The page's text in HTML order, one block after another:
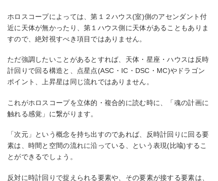
ホロスコープによっては、第１２ハウス(室)側のアセンダント付
近に天体が無かったり、第１ハウス側に天体があることもありま
すので、絶対視すべき項目ではありません。
ただ強調したいことがあるとすれば、天体・星座・ハウスは反時
計回りで回る構造と、点星点(ASC・IC・DSC・MC)やドラゴン
ポイント、上昇星は同じ流れではありません。
これがホロスコープを立体的・複合的に読む時に、「魂の計画に
触れる感覚」に繋がります。
「次元」という概念を持ち出すのであれば、反時計回りに回る要
素は、時間と空間の流れに沿っている、という表現(比喩)するこ
とができるでしょう。
反対に時計回りで捉えられる要素や、その要素が接する要素は、